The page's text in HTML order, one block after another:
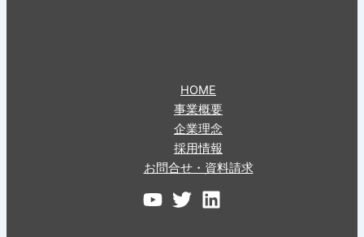
HOME
事業概要
企業理念
採用情報
お問合せ・資料請求